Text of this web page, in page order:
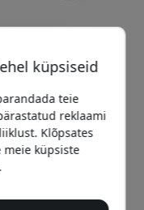
küpsiseid
teie
reklaami
Klõpsates
küpsiste